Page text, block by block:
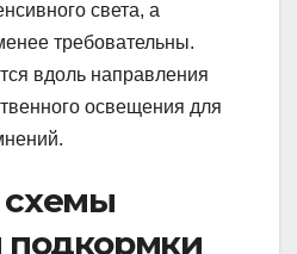
света, а
требовательны.
вдоль направления
освещения для
подкормки